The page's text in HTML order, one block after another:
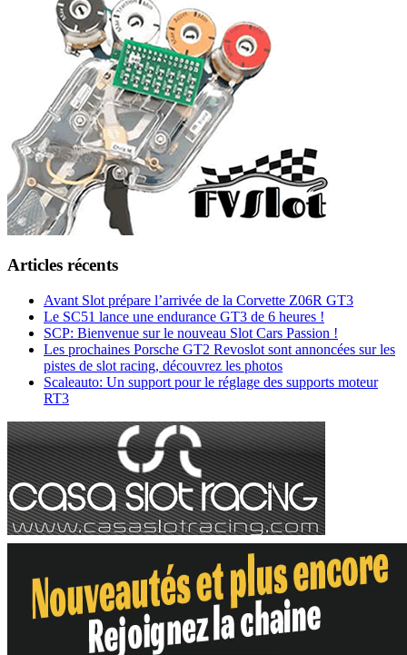
Articles récents
Avant Slot prépare l’arrivée de la Corvette Z06R GT3
Le SC51 lance une endurance GT3 de 6 heures !
SCP: Bienvenue sur le nouveau Slot Cars Passion !
Les prochaines Porsche GT2 Revoslot sont annoncées sur les
pistes de slot racing, découvrez les photos
Scaleauto: Un support pour le réglage des supports moteur
RT3